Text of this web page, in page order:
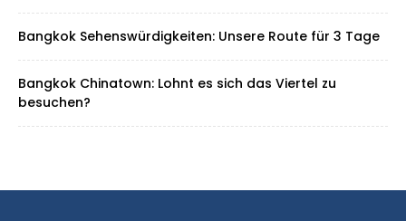
Bangkok Sehenswürdigkeiten: Unsere Route für 3 Tage
Bangkok Chinatown: Lohnt es sich das Viertel zu
besuchen?